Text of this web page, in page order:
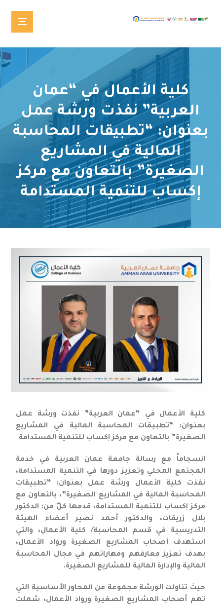
كلية الأعمال في “عمان
العربية” نفذت ورشة عمل
بعنوان: “تطبيقات المحاسبة
المالية في المشاريع
الصغيرة” بالتعاون مع مركز
إكساب للتنمية المستدامة
كلية الأعمال في “عمان العربية” نفذت ورشة عمل
بعنوان: “تطبيقات المحاسبة المالية في المشاريع
الصغيرة” بالتعاون مع مركز إكساب للتنمية المستدامة
انسجاماً مع رسالة جامعة عمان العربية في خدمة
المجتمع المحلي وتعزيز دورها في التنمية المستدامة،
نفذت كلية الأعمال ورشة عمل بعنوان: “تطبيقات
المحاسبة المالية في المشاريع الصغيرة”، بالتعاون مع
مركز إكساب للتنمية المستدامة، قدمها كلٌ من: الدكتور
بلال زريقات، والدكتور أحمد نصير أعضاء الهيئة
التدريسية في قسم المحاسبة/ كلية الأعمال، والتي
استهدف أصحاب المشاريع الصغيرة ورواد الأعمال،
بهدف تعزيز معارفهم ومهاراتهم في مجال المحاسبة
المالية والإدارة المالية للمشاريع الصغيرة.
حيث تناولت الورشة مجموعة من المحاور الأساسية التي
تهم أصحاب المشاريع الصغيرة ورواد الأعمال، شملت